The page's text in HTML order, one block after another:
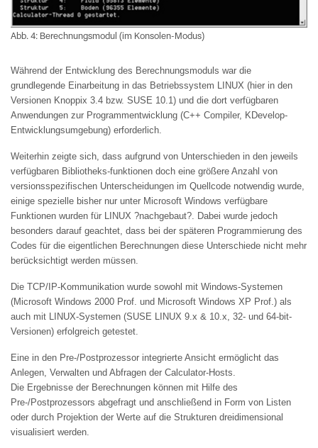
Abb. 4: Berechnungsmodul (im Konsolen-Modus)
Während der Entwicklung des Berechnungsmoduls war die
grundlegende Einarbeitung in das Betriebssystem LINUX (hier in den
Versionen Knoppix 3.4 bzw. SUSE 10.1) und die dort verfügbaren
Anwendungen zur Programmentwicklung (C++ Compiler, KDevelop-
Entwicklungsumgebung) erforderlich.
Weiterhin zeigte sich, dass aufgrund von Unterschieden in den jeweils
verfügbaren Bibliotheks-funktionen doch eine größere Anzahl von
versionsspezifischen Unterscheidungen im Quellcode notwendig wurde,
einige spezielle bisher nur unter Microsoft Windows verfügbare
Funktionen wurden für LINUX ?nachgebaut?. Dabei wurde jedoch
besonders darauf geachtet, dass bei der späteren Programmierung des
Codes für die eigentlichen Berechnungen diese Unterschiede nicht mehr
berücksichtigt werden müssen.
Die TCP/IP-Kommunikation wurde sowohl mit Windows-Systemen
(Microsoft Windows 2000 Prof. und Microsoft Windows XP Prof.) als
auch mit LINUX-Systemen (SUSE LINUX 9.x & 10.x, 32- und 64-bit-
Versionen) erfolgreich getestet.
Eine in den Pre-/Postprozessor integrierte Ansicht ermöglicht das
Anlegen, Verwalten und Abfragen der Calculator-Hosts.
Die Ergebnisse der Berechnungen können mit Hilfe des
Pre-/Postprozessors abgefragt und anschließend in Form von Listen
oder durch Projektion der Werte auf die Strukturen dreidimensional
visualisiert werden.